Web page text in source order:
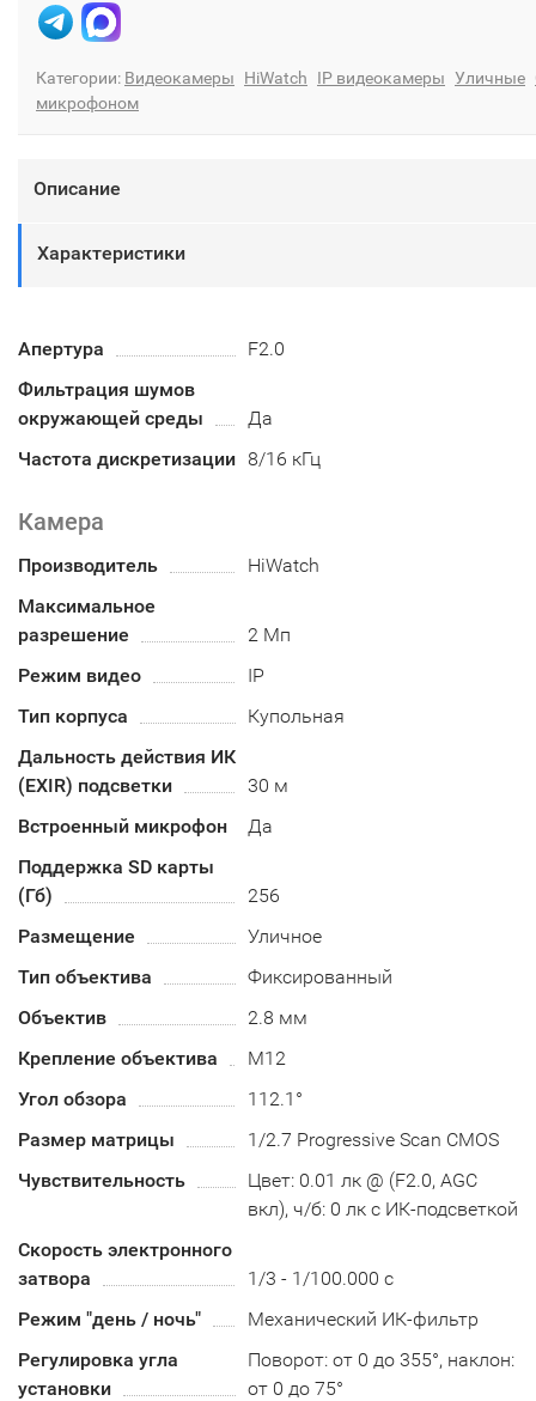
Категории: Видеокамеры HiWatch IP видеокамеры Уличные
микрофоном
Описание
Характеристики
Апертура
F2.0
Фильтрация шумов
окружающей среды
Да
Частота дискретизации 8/16 кГц
Камера
Производитель
HiWatch
Максимальное
разрешение
2 Мп
Режим видео
IP
Тип корпуса
Купольная
Дальность действия ИК
(EXIR) подсветки
30 м
Встроенный микрофон
Да
Поддержка SD карты
(Гб)
256
Размещение
Уличное
Тип объектива
Фиксированный
Объектив
2.8 мм
Крепление объектива
М12
Угол обзора
112.1°
Размер матрицы
1/2.7 Progressive Scan CMOS
Чувствительность
Цвет: 0.01 лк @ (F2.0, AGC
вкл), ч/б: 0 лк с ИК-подсветкой
Скорость электронного
затвора
1/3 - 1/100.000 с
Режим "день / ночь"
Механический ИК-фильтр
Регулировка угла
установки
Поворот: от 0 до 355°, наклон:
от 0 до 75°